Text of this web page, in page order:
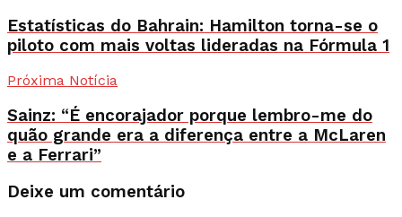
Estatísticas do Bahrain: Hamilton torna-se o
piloto com mais voltas lideradas na Fórmula 1
Próxima Notícia
Sainz: “É encorajador porque lembro-me do
quão grande era a diferença entre a McLaren
e a Ferrari”
Deixe um comentário